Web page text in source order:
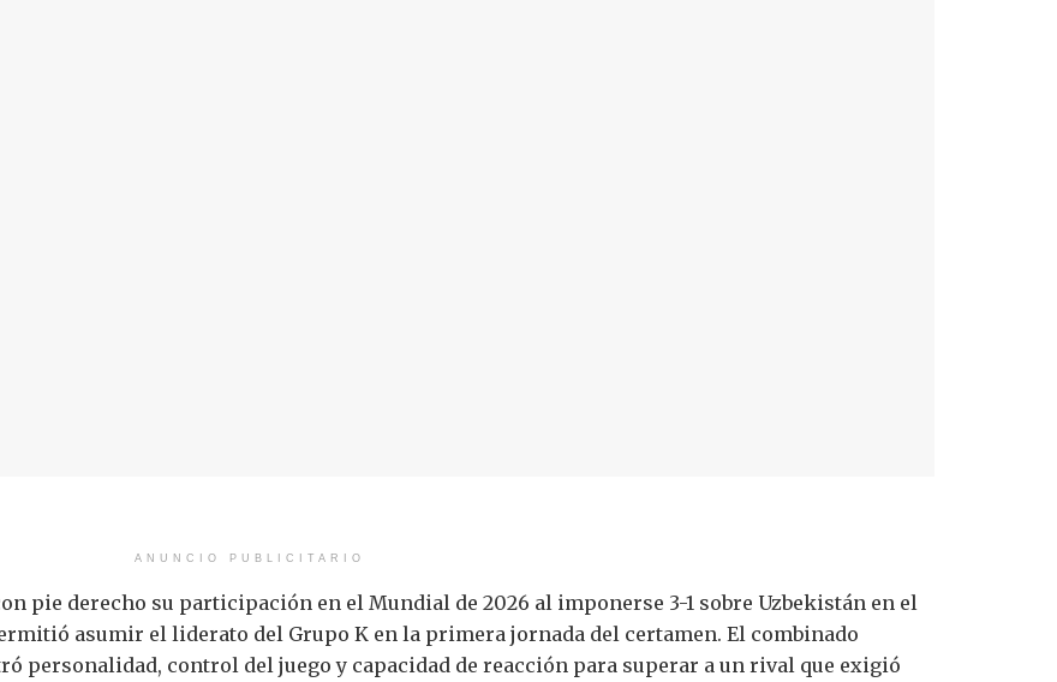
ANUNCIO PUBLICITARIO
pie derecho su participación en el Mundial de 2026 al imponerse 3-1 sobre Uzbekistán en el
asumir el liderato del Grupo K en la primera jornada del certamen. El combinado
personalidad, control del juego y capacidad de reacción para superar a un rival que exigió